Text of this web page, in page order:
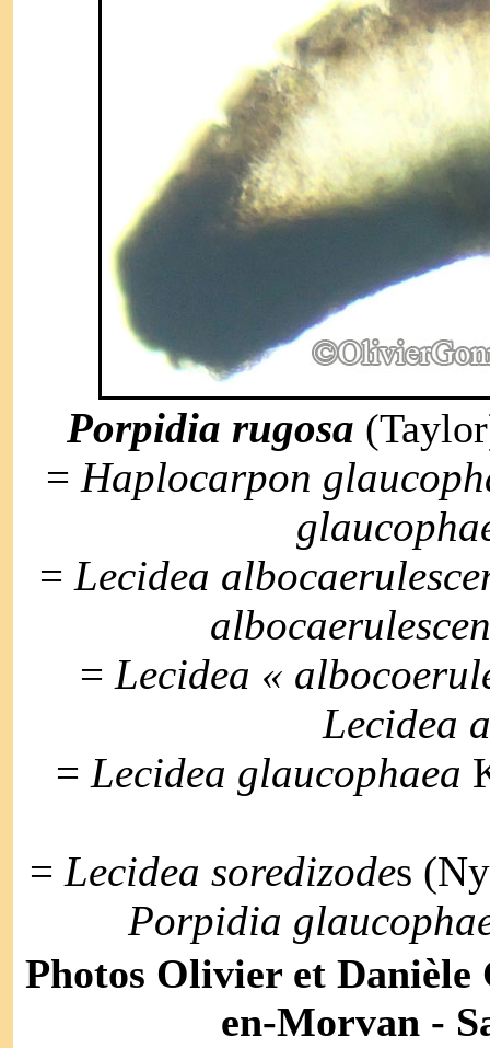
Porpidia rugosa
= Haplocarpon
= Lecidea
= Lecidea «
Lecidea
= Lecidea glaucophaea
= Lecidea soredizodes
Porpidia
Photos Olivier et
en-Morvan -